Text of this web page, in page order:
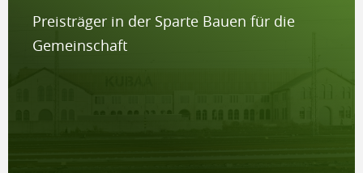
Preisträger in der Sparte Bauen für die
Gemeinschaft